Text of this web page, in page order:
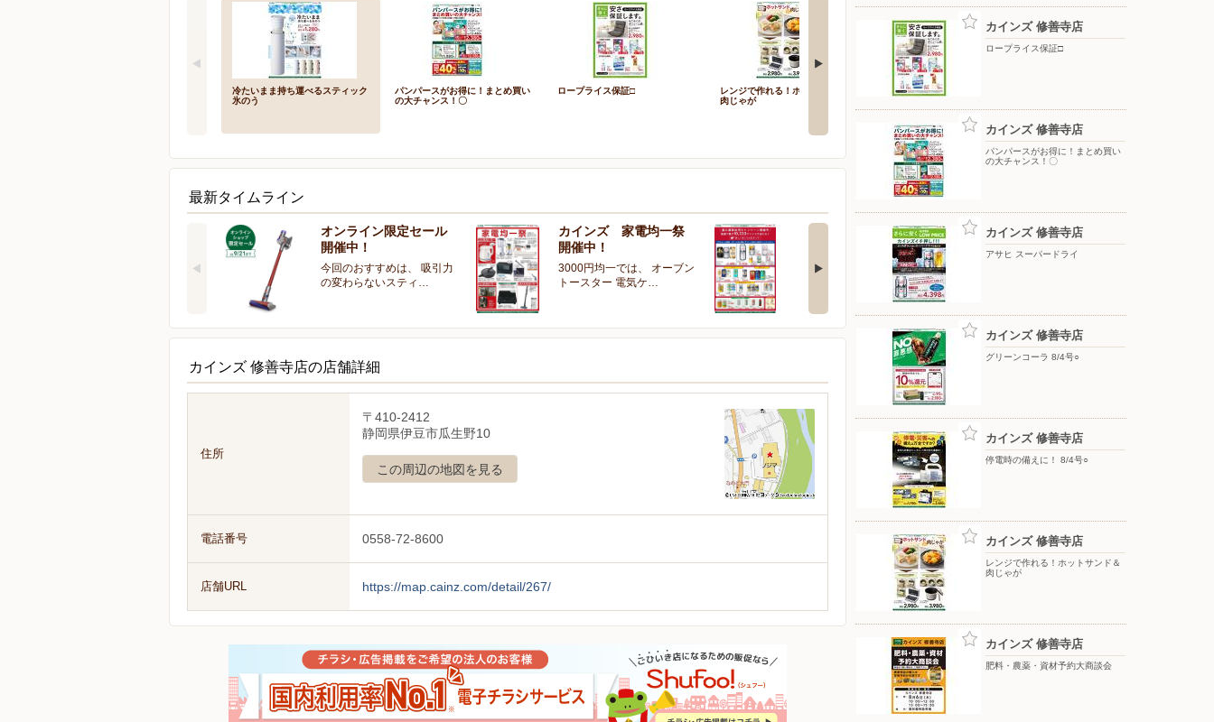
冷たいまま持ち運べるスティック
氷のう
パンパースがお得に！まとめ買い
の大チャンス！〇
ロープライス保証□
レンジで作れる！ホットサンド＆
肉じゃが
黄金ラガー
最新タイムライン
オンライン限定セール
開催中！
今回のおすすめは、 吸引力
の変わらないスティ…
カインズ 家電均一祭
開催中！
3000円均一では、 オーブン
トースター 電気ケ…
夏の酒類合同キャンペ
夏の酒類合同キャンペーン
開催中！ 抽選で最大…
カインズ 修善寺店の店舗詳細
住所
〒410-2412
静岡県伊豆市瓜生野10
この周辺の地図を見る
電話番号 0558-72-8600
店舗URL https://map.cainz.com/detail/267/
カインズ 修善寺店
ロープライス保証□
カインズ 修善寺店
パンパースがお得に！まとめ買い
の大チャンス！〇
カインズ 修善寺店
アサヒ スーパードライ
カインズ 修善寺店
グリーンコーラ 8/4号○
カインズ 修善寺店
停電時の備えに！ 8/4号○
カインズ 修善寺店
レンジで作れる！ホットサンド＆
肉じゃが
カインズ 修善寺店
肥料・農薬・資材予約大商談会